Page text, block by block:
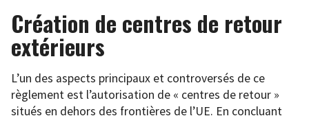
Création de centres de retour
extérieurs
L’un des aspects principaux et controversés de ce
règlement est l’autorisation de « centres de retour »
situés en dehors des frontières de l’UE. En concluant